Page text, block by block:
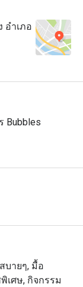
อำเภอ
Bubbles
จันทร์ เวลา
ปลา และ
ยดั้งเดิม ข้าว
บายๆ, มื้อ
เศษ, กิจกรรม